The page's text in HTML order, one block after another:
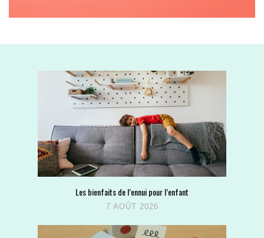
Les bienfaits de l’ennui pour l’enfant
7 AOÛT 2026